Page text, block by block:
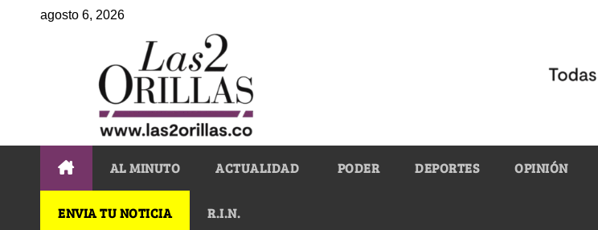
agosto 6, 2026
AL MINUTO ACTUALIDAD PODER DEPORTES OPINIÓN
ENVIA TU NOTICIA R.I.N.